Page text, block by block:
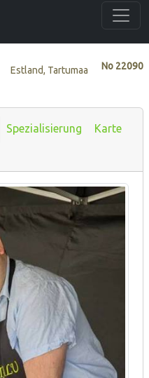
No 22090
Estland, Tartumaa
Spezialisierung Karte